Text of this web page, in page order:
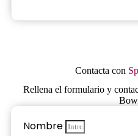
Contacta con
Rellena el formulario y
Nombre